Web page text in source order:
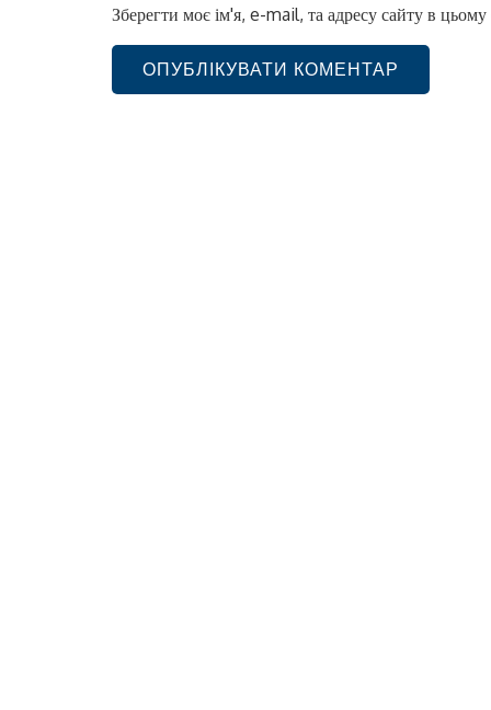
Зберегти моє ім'я, e-mail, та адресу сайту в